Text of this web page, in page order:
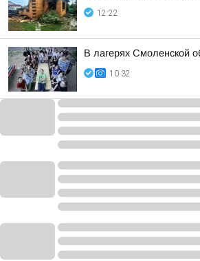
12:22
В лагерях Смоленской
10:32